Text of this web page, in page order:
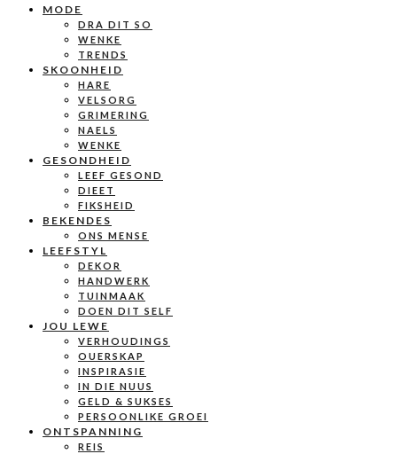
MODE
DRA DIT SO
WENKE
TRENDS
SKOONHEID
HARE
VELSORG
GRIMERING
NAELS
WENKE
GESONDHEID
LEEF GESOND
DIEET
FIKSHEID
BEKENDES
ONS MENSE
LEEFSTYL
DEKOR
HANDWERK
TUINMAAK
DOEN DIT SELF
JOU LEWE
VERHOUDINGS
OUERSKAP
INSPIRASIE
IN DIE NUUS
GELD & SUKSES
PERSOONLIKE GROEI
ONTSPANNING
REIS